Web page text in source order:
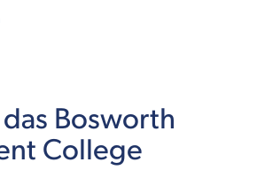
Bosworth
College